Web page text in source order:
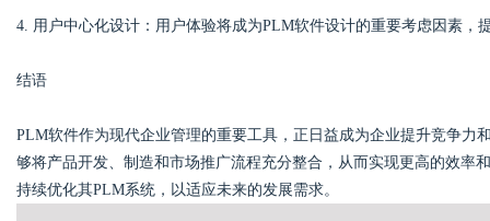
4. 用户中心化设计：用户体验将成为PLM软件设计的重要考虑因素，
结语
PLM软件作为现代企业管理的重要工具，正日益成为企业提升竞争力
够将产品开发、制造和市场推广流程充分整合，从而实现更高的效率
持续优化其PLM系统，以适应未来的发展需求。